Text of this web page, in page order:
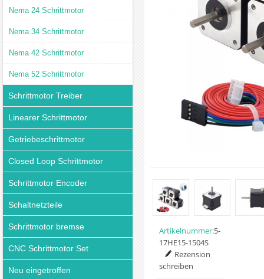
Nema 24 Schrittmotor
Nema 34 Schrittmotor
Nema 42 Schrittmotor
Nema 52 Schrittmotor
Schrittmotor Treiber
Linearer Schrittmotor
Getriebeschrittmotor
Closed Loop Schrittmotor
Schrittmotor Encoder
Schaltnetzteile
Schrittmotor bremse
CNC Schrittmotor Set
Neu eingetroffen
Artikelnummer:5-
17HE15-1504S
Rezension
schreiben